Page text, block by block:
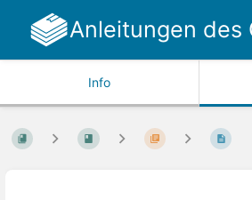
Anleitungen des
Info